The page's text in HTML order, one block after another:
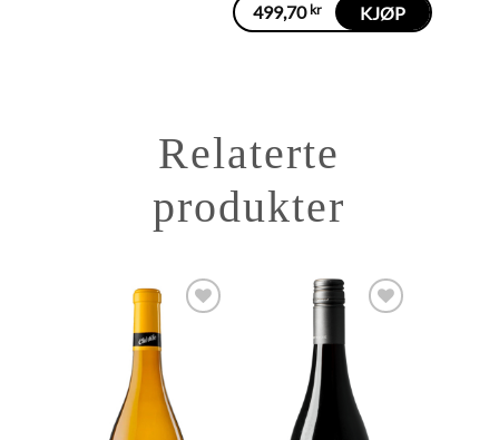
499,70 kr KJØP
Relaterte
produkter